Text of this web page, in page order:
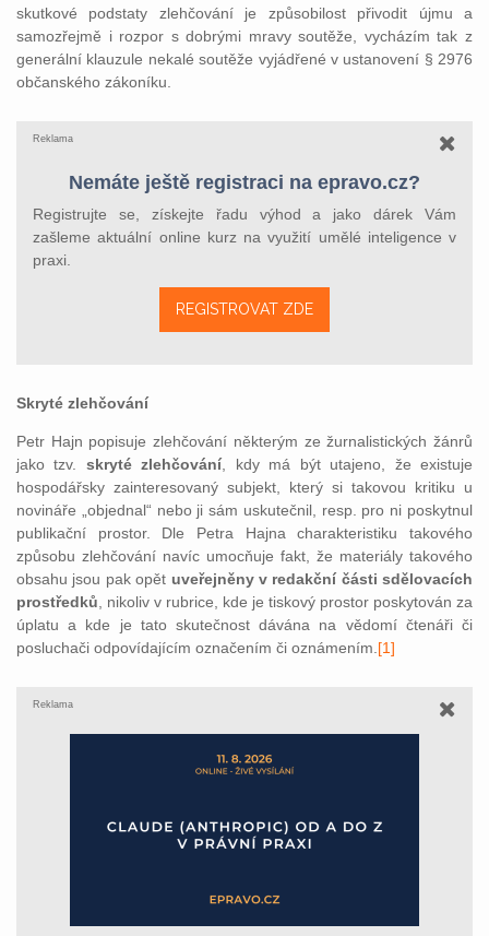
skutkové podstaty zlehčování je způsobilost přivodit újmu a
samozřejmě i rozpor s dobrými mravy soutěže, vycházím tak z
generální klauzule nekalé soutěže vyjádřené v ustanovení § 2976
občanského zákoníku.
Reklama
Nemáte ještě registraci na epravo.cz?
Registrujte se, získejte řadu výhod a jako dárek Vám
zašleme aktuální online kurz na využití umělé inteligence v
praxi.
REGISTROVAT ZDE
Skryté zlehčování
Petr Hajn popisuje zlehčování některým ze žurnalistických žánrů
jako tzv. skryté zlehčování , kdy má být utajeno, že existuje
hospodářsky zainteresovaný subjekt, který si takovou kritiku u
novináře „objednal“ nebo ji sám uskutečnil, resp. pro ni poskytnul
publikační prostor. Dle Petra Hajna charakteristiku takového
způsobu zlehčování navíc umocňuje fakt, že materiály takového
obsahu jsou pak opět uveřejněny v redakční části sdělovacích
prostředků , nikoliv v rubrice, kde je tiskový prostor poskytován za
úplatu a kde je tato skutečnost dávána na vědomí čtenáři či
posluchači odpovídajícím označením či oznámením. [1]
Reklama